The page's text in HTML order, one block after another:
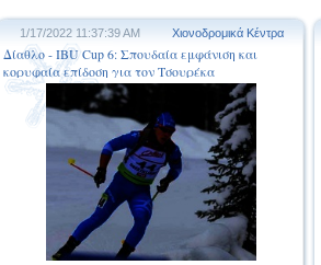
1/17/2022 11:37:39 AM Χιονοδρομικά Κέντρα
Δίαθλο - IBU Cup 6: Σπουδαία εμφάνιση και
κορυφαία επίδοση για τον Τσουρέκα